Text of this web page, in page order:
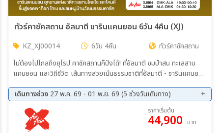
ทัวร์คาซัคสถาน อัลมาตี ชารินแคนยอน 6วัน 4คืน (XJ)
KZ_XJ00014 6วัน 4คืน
ทัวร์คาซัคสถาน
ไม่ต้องไปไกลถึงยุโรป คาซัคสถานก็ปังได้! ที่อัลมาตี ชมป่าสน ทะเลสาบ
แคนยอน และวิถีชีวิต เส้นทางสวยเน้นธรรมชาติที่อัลมาตี - ชารินแคนยอน
- หมู่บ้านวัฒนธรรมคาซัค ยิงธนู ขี่ม้า - ขึ้นสู่ยอดเขาก็อก โทเบ - ชมไฮไลท์
สำคัญ อัลมาตี เมืองแห่งแอปเปิ้ลโลก
เดินทางช่วง 27 พ.ค. 69 - 01 พ.ย. 69 (5 ช่วงวันเดินทาง)
12 ส.ค. 69 - 17 ส.ค. 69
09 ก.ย. 69 - 14 ก.ย. 69
23 ก.ย. 69 - 28 ก.ย. 69
12 ต.ค. 69 - 17 ต.ค. 69
21 ต.ค. 69 - 26 ต.ค. 69
ราคาเริ่มต้น
44,900 บาท